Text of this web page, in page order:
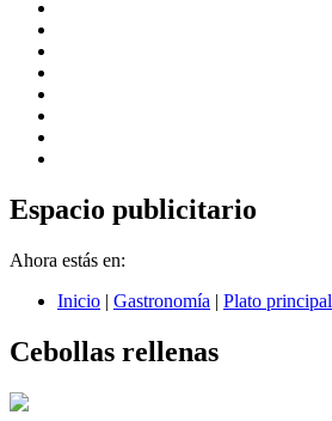
Espacio publicitario
Ahora estás en:
Inicio | Gastronomía | Plato principal
Cebollas rellenas